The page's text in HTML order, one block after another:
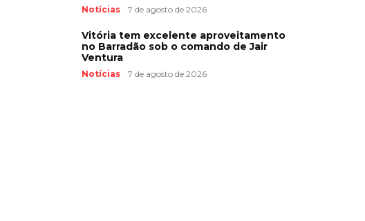
Notícias 7 de agosto de 2026
Vitória tem excelente aproveitamento
no Barradão sob o comando de Jair
Ventura
Notícias 7 de agosto de 2026